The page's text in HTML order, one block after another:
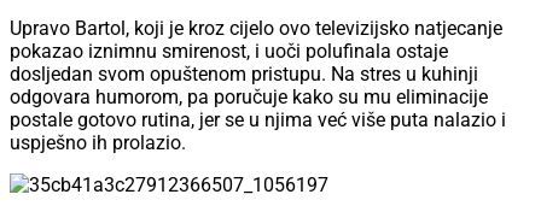
Upravo Bartol, koji je kroz cijelo ovo televizijsko natjecanje
pokazao iznimnu smirenost, i uoči polufinala ostaje
dosljedan svom opuštenom pristupu. Na stres u kuhinji
odgovara humorom, pa poručuje kako su mu eliminacije
postale gotovo rutina, jer se u njima već više puta nalazio i
uspješno ih prolazio.